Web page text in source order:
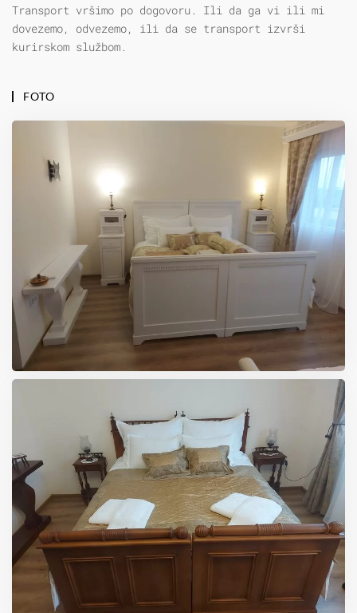
Transport vršimo po dogovoru. Ili da ga vi ili mi
dovezemo, odvezemo, ili da se transport izvrši
kurirskom službom.
FOTO
VELIKA
VELIKA